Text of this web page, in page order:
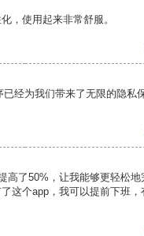
，使用起来非常舒服。
经为我们带来了无限的隐私
高了50%，让我能够更轻松地
这个app，我可以提前下班